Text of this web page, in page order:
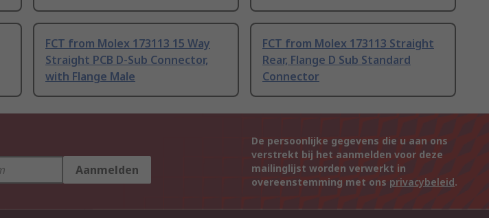
FCT from Molex 173113 15 Way
Straight PCB D-Sub Connector,
with Flange Male
FCT from Molex 173113 Straight
Rear, Flange D Sub Standard
Connector
Aanmelden
De persoonlijke gegevens die u aan ons
verstrekt bij het aanmelden voor deze
mailinglijst worden verwerkt in
overeenstemming met ons privacybeleid.